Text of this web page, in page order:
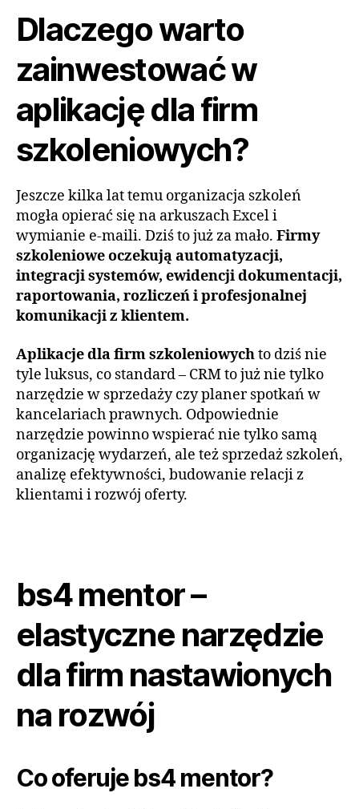
Dlaczego warto
zainwestować w
aplikację dla firm
szkoleniowych?
Jeszcze kilka lat temu organizacja szkoleń
mogła opierać się na arkuszach Excel i
wymianie e-maili. Dziś to już za mało. Firmy
szkoleniowe oczekują automatyzacji,
integracji systemów, ewidencji dokumentacji,
raportowania, rozliczeń i profesjonalnej
komunikacji z klientem.
Aplikacje dla firm szkoleniowychto dziś nie
tyle luksus, co standard – CRM to już nie tylko
narzędzie w sprzedaży czy planer spotkań w
kancelariach prawnych. Odpowiednie
narzędzie powinno wspierać nie tylko samą
organizację wydarzeń, ale też sprzedaż szkoleń,
analizę efektywności, budowanie relacji z
klientami i rozwój oferty.
bs4 mentor –
elastyczne narzędzie
dla firm nastawionych
na rozwój
Co oferuje bs4 mentor?